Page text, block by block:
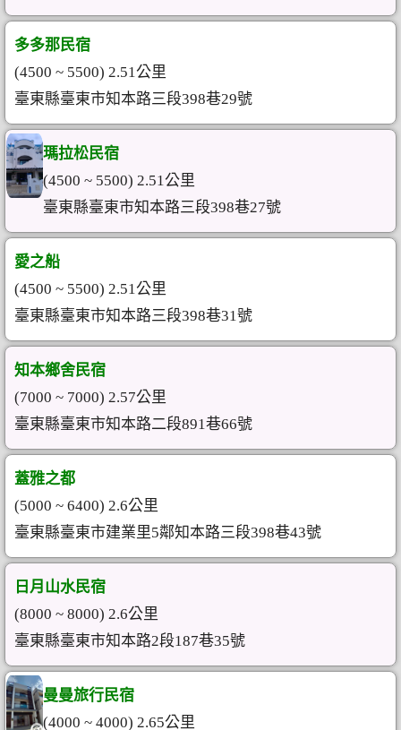
多多那民宿
(4500 ~ 5500) 2.51公里
臺東縣臺東市知本路三段398巷29號
瑪拉松民宿
(4500 ~ 5500) 2.51公里
臺東縣臺東市知本路三段398巷27號
愛之船
(4500 ~ 5500) 2.51公里
臺東縣臺東市知本路三段398巷31號
知本鄉舍民宿
(7000 ~ 7000) 2.57公里
臺東縣臺東市知本路二段891巷66號
蓋雅之都
(5000 ~ 6400) 2.6公里
臺東縣臺東市建業里5鄰知本路三段398巷43號
日月山水民宿
(8000 ~ 8000) 2.6公里
臺東縣臺東市知本路2段187巷35號
曼曼旅行民宿
(4000 ~ 4000) 2.65公里